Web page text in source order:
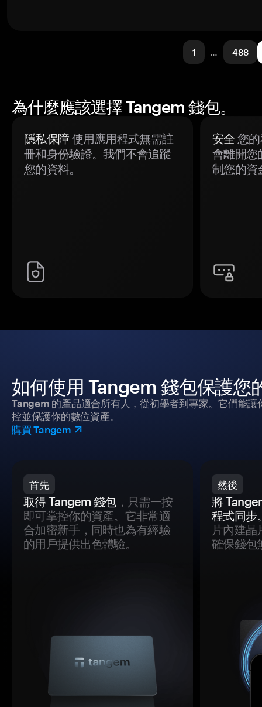
1 … 488
為什麼應該選擇 Tangem 錢包。
隱私保障使用應用程式無需註
冊和身份驗證。我們不會追蹤
您的資料。
安全 您
會離開您
制您的資
如何使用 Tangem 錢包保護您
Tangem 的產品適合所有人，從初學者到專家。它們能
控並保護你的數位資產。
購買 Tangem
首先
取得 Tangem 錢包，只需一按
即可掌控你的資產。它非常適
合加密新手，同時也為有經驗
的用戶提供出色體驗。
然後
將
程式同步
片內建晶
確保錢包